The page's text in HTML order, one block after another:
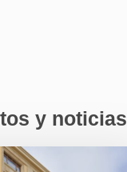
y noticias